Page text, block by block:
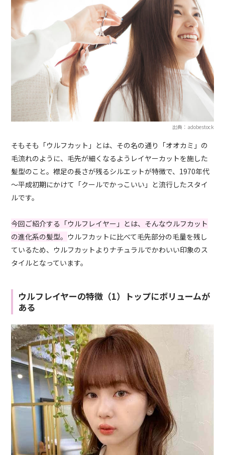
出典：adobestock
そもそも「ウルフカット」とは、その名の通り「オオカミ」の
毛流れのように、毛先が細くなるようレイヤーカットを施した
髪型のこと。襟足の長さが残るシルエットが特徴で、1970年代
～平成初期にかけて「クールでかっこいい」と流行したスタイ
ルです。
今回ご紹介する「ウルフレイヤー」とは、そんなウルフカット
の進化系の髪型。 ウルフカットに比べて毛先部分の毛量を残し
ているため、ウルフカットよりナチュラルでかわいい印象のス
タイルとなっています。
ウルフレイヤーの特徴（1）トップにボリュームが
ある